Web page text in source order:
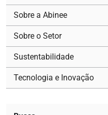
Sobre a Abinee
Sobre o Setor
Sustentabilidade
Tecnologia e Inovação